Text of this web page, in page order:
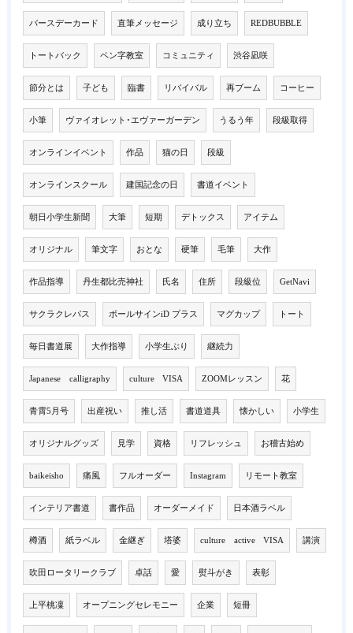
バースデーカード 直筆メッセージ 成り立ち REDBUBBLE
トートバック ペン字教室 コミュニティ 渋谷凪咲
節分とは 子ども 臨書 リバイバル 再ブーム コーヒー
小筆 ヴァイオレット･エヴァーガーデン うるう年 段級取得
オンラインイベント 作品 猫の日 段級
オンラインスクール 建国記念の日 書道イベント
朝日小学生新聞 大筆 短期 デトックス アイテム
オリジナル 筆文字 おとな 硬筆 毛筆 大作
作品指導 丹生都比売神社 氏名 住所 段級位 GetNavi
サクラクレパス ボールサインiD プラス マグカップ トート
毎日書道展 大作指導 小学生ぶり 継続力
Japanese calligraphy culture VISA ZOOMレッスン 花
青霄5月号 出産祝い 推し活 書道道具 懐かしい 小学生
オリジナルグッズ 見学 資格 リフレッシュ お稽古始め
baikeisho 痛風 フルオーダー Instagram リモート教室
インテリア書道 書作品 オーダーメイド 日本酒ラベル
樽酒 紙ラベル 金継ぎ 塔婆 culture active VISA 講演
吹田ロータリークラブ 卓話 愛 熨斗がき 表彰
上平桃凜 オープニングセレモニー 企業 短冊